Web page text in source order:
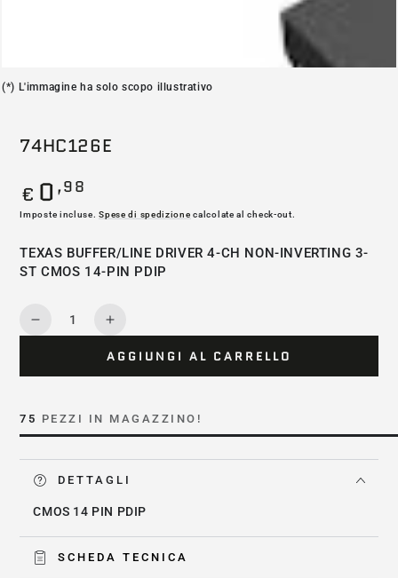
(*) L'immagine ha solo scopo illustrativo
74HC126E
Prezzo
regolare
€ 0 ,98
Imposte incluse.Spese di spedizione calcolate al check-out.
TEXAS BUFFER/LINE DRIVER 4-CH NON-INVERTING 3-
ST CMOS 14-PIN PDIP
Quantità
DiminuisceAumenta
quantità
AGGIUNGI AL CARRELLO
75 PEZZI IN MAGAZZINO!
DETTAGLI
CMOS 14 PIN PDIP
SCHEDA TECNICA